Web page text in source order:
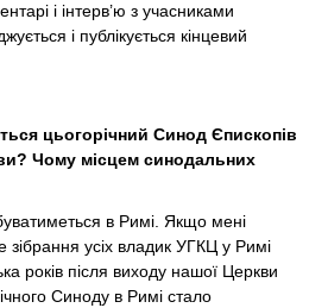
і інтерв’ю з учасниками
і публікується кінцевий
цьогорічний Синод Єпископів
Чому місцем синодальних
в Римі. Якщо мені
зібрання усіх владик УГКЦ у Римі
років після виходу нашої Церкви
Синоду в Римі стало